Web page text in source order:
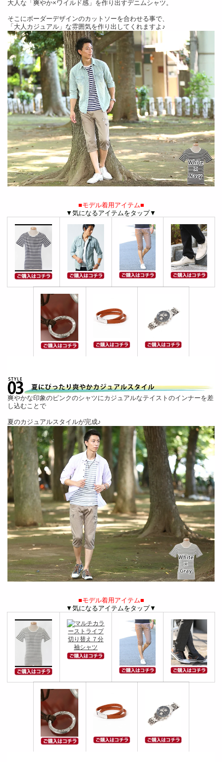
大人な「爽やか×ワイルド感」を作り出すデニムシャツ。
そこにボーダーデザインのカットソーを合わせる事で、
「大人カジュアル」な雰囲気を作り出してくれますよ♪
■モデル着用アイテム■
▼気になるアイテムをタップ▼
爽やかな印象のピンクのシャツにカジュアルなテイストのインナーを差
し込むことで
夏のカジュアルスタイルが完成♪
■モデル着用アイテム■
▼気になるアイテムをタップ▼